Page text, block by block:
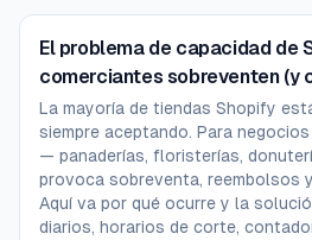
El problema de capacidad de
comerciantes sobreventen (y
La mayoría de tiendas Shopify
siempre aceptando. Para
— panaderías, floristerías,
provoca sobreventa, reembolsos
Aquí va por qué ocurre y la
diarios, horarios de corte,